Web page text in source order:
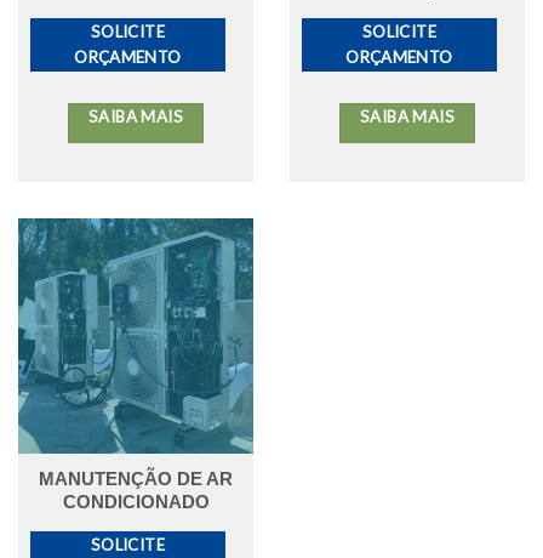
SOLICITE
ORÇAMENTO
SAIBA MAIS
SOLICITE
ORÇAMENTO
SAIBA MAIS
MANUTENÇÃO DE AR
CONDICIONADO
SOLICITE